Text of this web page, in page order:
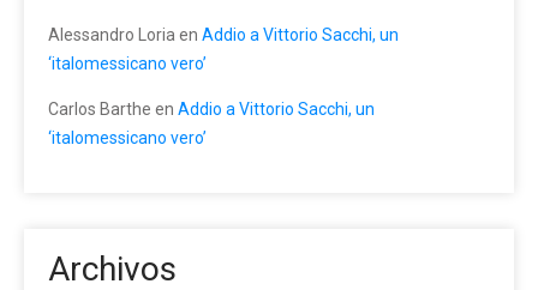
Alessandro Loria en Addio a Vittorio Sacchi, un
‘italomessicano vero’
Carlos Barthe en Addio a Vittorio Sacchi, un
‘italomessicano vero’
Archivos